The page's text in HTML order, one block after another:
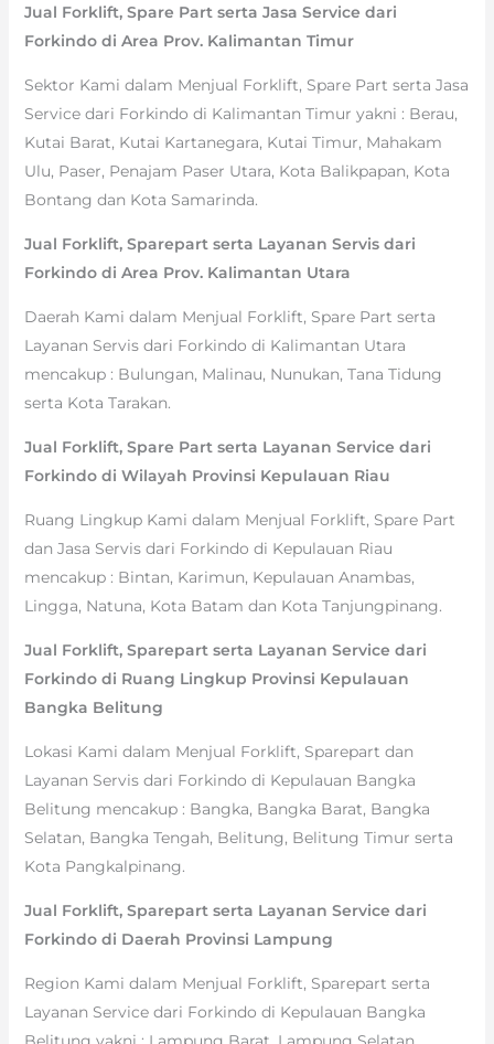
Jual Forklift, Spare Part serta Jasa Service dari
Forkindo di Area Prov. Kalimantan Timur
Sektor Kami dalam Menjual Forklift, Spare Part serta Jasa
Service dari Forkindo di Kalimantan Timur yakni : Berau,
Kutai Barat, Kutai Kartanegara, Kutai Timur, Mahakam
Ulu, Paser, Penajam Paser Utara, Kota Balikpapan, Kota
Bontang dan Kota Samarinda.
Jual Forklift, Sparepart serta Layanan Servis dari
Forkindo di Area Prov. Kalimantan Utara
Daerah Kami dalam Menjual Forklift, Spare Part serta
Layanan Servis dari Forkindo di Kalimantan Utara
mencakup : Bulungan, Malinau, Nunukan, Tana Tidung
serta Kota Tarakan.
Jual Forklift, Spare Part serta Layanan Service dari
Forkindo di Wilayah Provinsi Kepulauan Riau
Ruang Lingkup Kami dalam Menjual Forklift, Spare Part
dan Jasa Servis dari Forkindo di Kepulauan Riau
mencakup : Bintan, Karimun, Kepulauan Anambas,
Lingga, Natuna, Kota Batam dan Kota Tanjungpinang.
Jual Forklift, Sparepart serta Layanan Service dari
Forkindo di Ruang Lingkup Provinsi Kepulauan
Bangka Belitung
Lokasi Kami dalam Menjual Forklift, Sparepart dan
Layanan Servis dari Forkindo di Kepulauan Bangka
Belitung mencakup : Bangka, Bangka Barat, Bangka
Selatan, Bangka Tengah, Belitung, Belitung Timur serta
Kota Pangkalpinang.
Jual Forklift, Sparepart serta Layanan Service dari
Forkindo di Daerah Provinsi Lampung
Region Kami dalam Menjual Forklift, Sparepart serta
Layanan Service dari Forkindo di Kepulauan Bangka